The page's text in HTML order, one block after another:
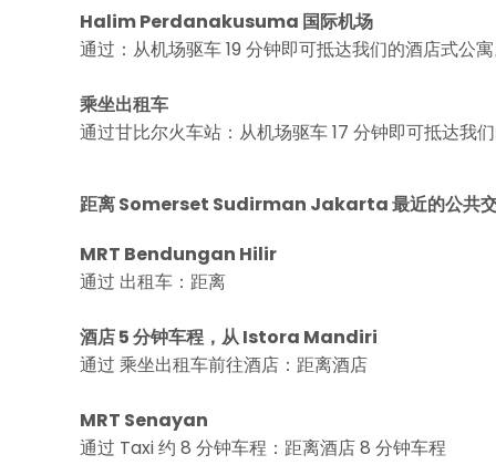
Halim Perdanakusuma 国际机场
通过：从机场驱车 19 分钟即可抵达我们的酒店式公寓
乘坐出租车
通过甘比尔火车站：从机场驱车 17 分钟即可抵达我们
距离 Somerset Sudirman Jakarta 最近的公共
MRT Bendungan Hilir
通过 出租车：距离
酒店 5 分钟车程，从 Istora Mandiri
通过 乘坐出租车前往酒店：距离酒店
MRT Senayan
通过 Taxi 约 8 分钟车程：距离酒店 8 分钟车程